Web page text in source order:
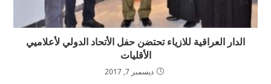
الدار العراقية للازياء تحتضن حفل اﻷتحاد الدولي ﻷعلاميي
الأقليات
ديسمبر 7, 2017